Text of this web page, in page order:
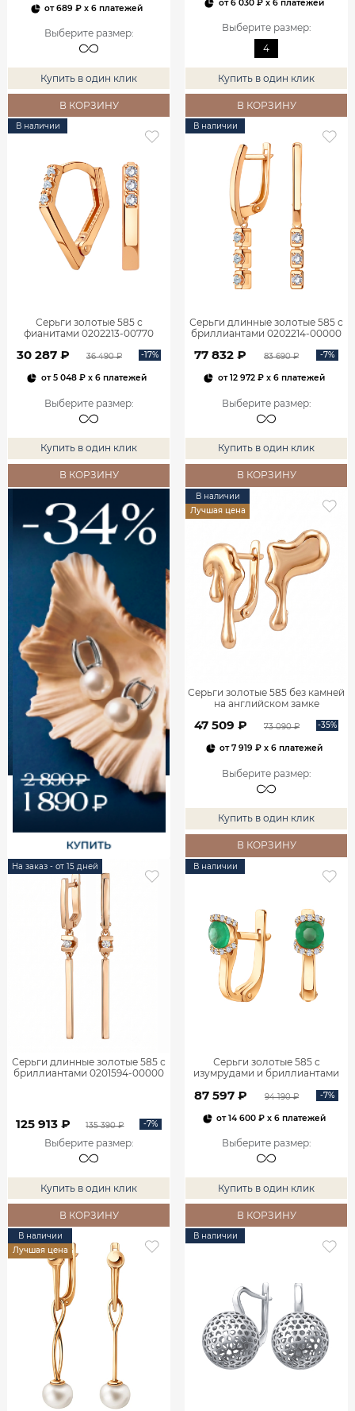
от689 ₽ x 6 платежей
Выберите размер:
Купить в один клик
В КОРЗИНУ
от6 030 ₽x 6 платежей
Выберите размер:
4
Купить в один клик
В КОРЗИНУ
В наличии
Серьги золотые 585 с
фианитами 0202213-00770
30 287 ₽ 36 490 ₽ -17%
от5 048 ₽x 6 платежей
Выберите размер:
Купить в один клик
В КОРЗИНУ
В наличии
Серьги длинные золотые 585 с
бриллиантами 0202214-00000
77 832 ₽ 83 690 ₽ -7%
от12 972 ₽x 6 платежей
Выберите размер:
Купить в один клик
В КОРЗИНУ
В наличии
Лучшая цена
Серьги золотые 585 без камней
на английском замке
47 509 ₽ 73 090 ₽ -35%
от7 919 ₽ x 6 платежей
Выберите размер:
Купить в один клик
В КОРЗИНУ
На заказ - от 15 дней
Серьги длинные золотые 585 с
бриллиантами 0201594-00000
125 913 ₽ 135 390 ₽ -7%
Выберите размер:
Купить в один клик
В КОРЗИНУ
В наличии
Серьги золотые 585 с
изумрудами и бриллиантами
87 597 ₽ 94 190 ₽ -7%
от14 600 ₽ x 6 платежей
Выберите размер:
Купить в один клик
В КОРЗИНУ
В наличии
Лучшая цена
В наличии